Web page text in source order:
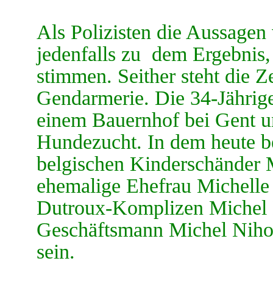
Als Polizisten die
jedenfalls zu dem
stimmen. Seither steht die
Gendarmerie. Die 34-
einem Bauernhof bei Gent
Hundezucht. In dem heute
belgischen Kinderschänder
ehemalige Ehefrau
Dutroux-Komplizen Michel
Geschäftsmann Michel
sein.